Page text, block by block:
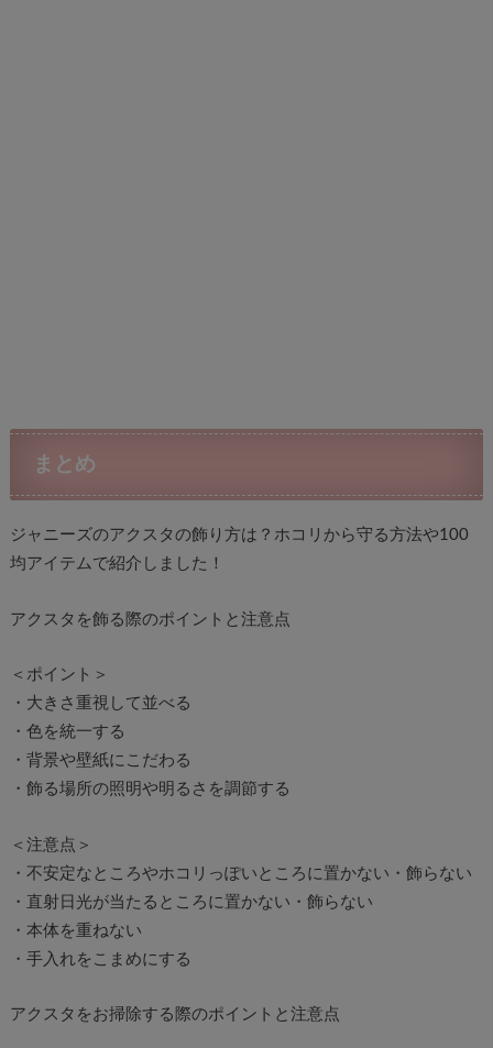
まとめ
ジャニーズのアクスタの飾り方は？ホコリから守る方法や100
均アイテムで紹介しました！
アクスタを飾る際のポイントと注意点
＜ポイント＞
・大きさ重視して並べる
・色を統一する
・背景や壁紙にこだわる
・飾る場所の照明や明るさを調節する
＜注意点＞
・不安定なところやホコリっぽいところに置かない・飾らない
・直射日光が当たるところに置かない・飾らない
・本体を重ねない
・手入れをこまめにする
アクスタをお掃除する際のポイントと注意点